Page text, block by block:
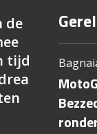
de
tijd